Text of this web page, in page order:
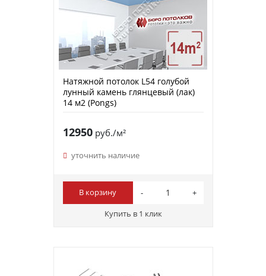
Натяжной потолок L54 голубой
лунный камень глянцевый (лак)
14 м2 (Pongs)
12950руб./м²
уточнить наличие
В корзину
Купить в 1 клик